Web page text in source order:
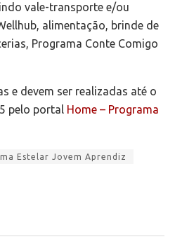
vale-transporte e/ou
alimentação, brinde de
Programa Conte Comigo
e devem ser realizadas até o
pelo portal Home – Programa
Estelar Jovem Aprendiz